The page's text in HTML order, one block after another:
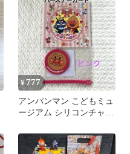
¥777
アンパンマン こどもミュ
ージアム シリコンチャー